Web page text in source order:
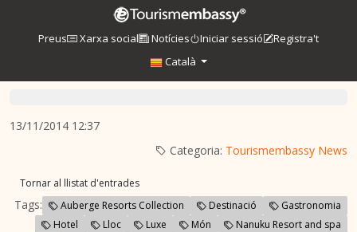
Preus Xarxa social Notícies Iniciar sessió
Registra't
Català
13/11/2014 12:37
Categoria: Tourismembassy News
Tornar al llistat d'entrades
Tags: Auberge Resorts Collection Destinació
Gastronomia
Hotel
Lloc Luxe Món
Nanuku Resort and spa